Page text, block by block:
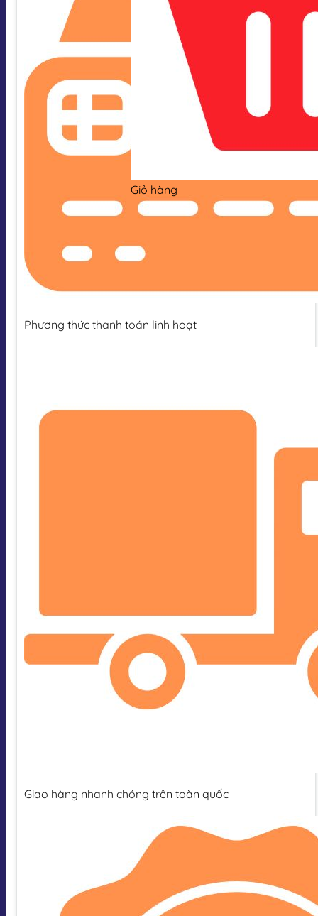
Giỏ hàng
Phương thức thanh toán linh hoạt
Giao hàng nhanh chóng trên toàn quốc